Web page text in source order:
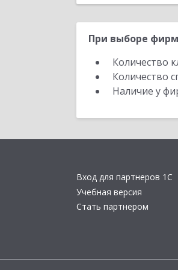
При выборе
Количество
Количество
Наличие у
Вход для партнеров 1С
Учебная версия
Стать партнером